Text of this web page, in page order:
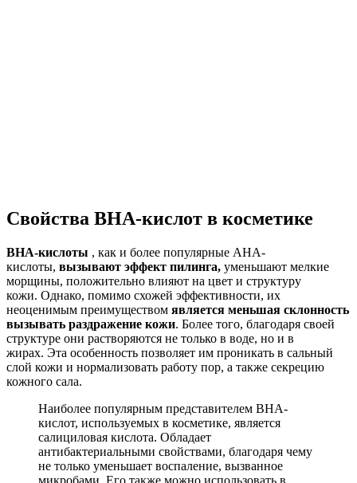
Свойства BHA-кислот в косметике
ВНА-кислоты , как и более популярные АНА-
кислоты, вызывают эффект пилинга, уменьшают мелкие
морщины, положительно влияют на цвет и структуру
кожи. Однако, помимо схожей эффективности, их
неоценимым преимуществом является меньшая склонность
вызывать раздражение кожи. Более того, благодаря своей
структуре они растворяются не только в воде, но и в
жирах. Эта особенность позволяет им проникать в сальный
слой кожи и нормализовать работу пор, а также секрецию
кожного сала.
Наиболее популярным представителем BHA-
кислот, используемых в косметике, является
салициловая кислота. Обладает
антибактериальными свойствами, благодаря чему
не только уменьшает воспаление, вызванное